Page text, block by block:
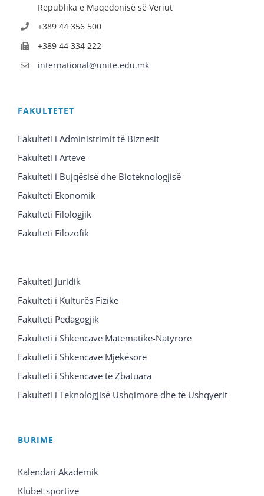
Republika e Maqedonisë së Veriut
+389 44 356 500
+389 44 334 222
international@unite.edu.mk
FAKULTETET
Fakulteti i Administrimit të Biznesit
Fakulteti i Arteve
Fakulteti i Bujqësisë dhe Bioteknologjisë
Fakulteti Ekonomik
Fakulteti Filologjik
Fakulteti Filozofik
Fakulteti Juridik
Fakulteti i Kulturës Fizike
Fakulteti Pedagogjik
Fakulteti i Shkencave Matematike-Natyrore
Fakulteti i Shkencave Mjekësore
Fakulteti i Shkencave të Zbatuara
Fakulteti i Teknologjisë Ushqimore dhe të Ushqyerit
BURIME
Kalendari Akademik
Klubet sportive